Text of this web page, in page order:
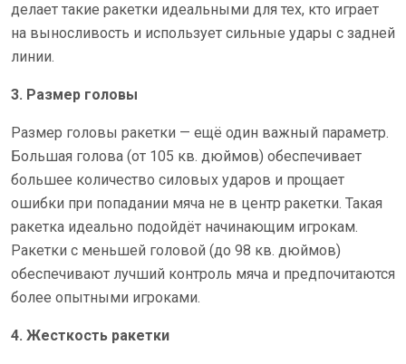
делает такие ракетки идеальными для тех, кто играет
на выносливость и использует сильные удары с задней
линии.
3. Размер головы
Размер головы ракетки — ещё один важный параметр.
Большая голова (от 105 кв. дюймов) обеспечивает
большее количество силовых ударов и прощает
ошибки при попадании мяча не в центр ракетки. Такая
ракетка идеально подойдёт начинающим игрокам.
Ракетки с меньшей головой (до 98 кв. дюймов)
обеспечивают лучший контроль мяча и предпочитаются
более опытными игроками.
4. Жесткость ракетки